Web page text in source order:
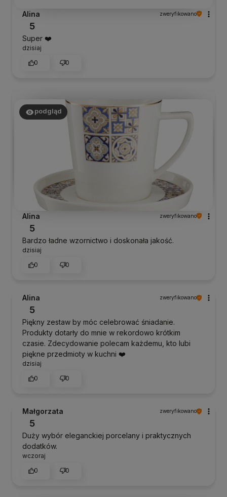
Alina zweryfikowano
5
Super ❤️
dzisiaj
0
0
podgląd
Alina zweryfikowano
5
Bardzo ładne wzornictwo i doskonała jakość.
dzisiaj
0
0
Alina zweryfikowano
5
Piękny zestaw by móc celebrować śniadanie.
Produkty dotarły do mnie w rekordowo krótkim
czasie. Zdecydowanie polecam każdemu, kto lubi
piękne przedmioty w kuchni ❤️
dzisiaj
0
0
Małgorzata zweryfikowano
5
Duży wybór eleganckiej porcelany i praktycznych
dodatków.
wczoraj
0
0